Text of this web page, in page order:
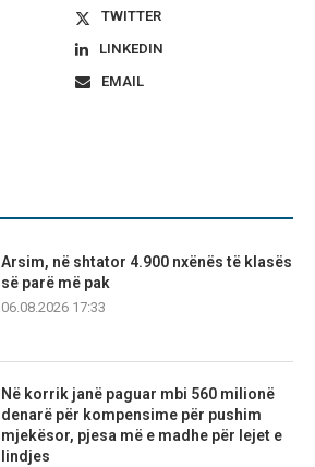
TWITTER
LINKEDIN
EMAIL
Arsim, në shtator 4.900 nxënës të klasës
së parë më pak
06.08.2026 17:33
Në korrik janë paguar mbi 560 milionë
denarë për kompensime për pushim
mjekësor, pjesa më e madhe për lejet e
lindjes